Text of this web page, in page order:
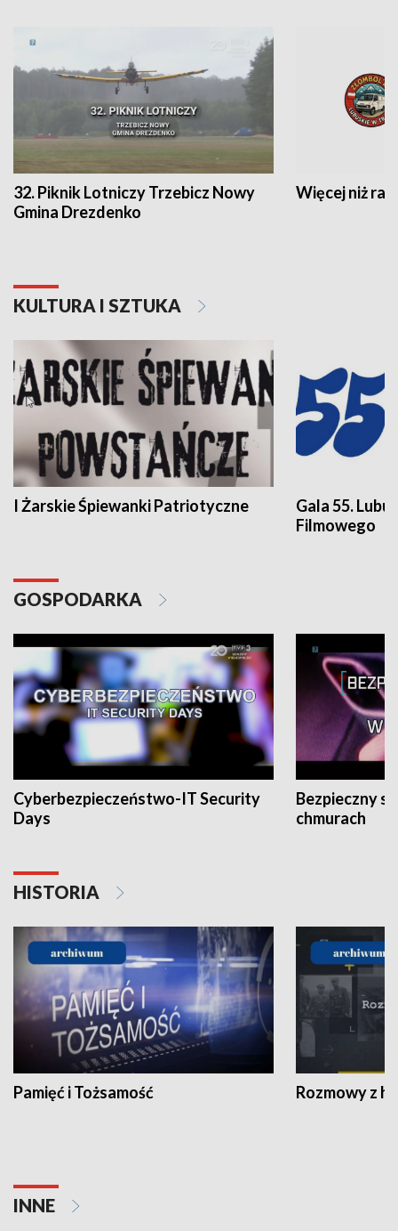
32. Piknik Lotniczy Trzebicz Nowy
Gmina Drezdenko
Więcej niż rajd
KULTURA I SZTUKA
I Żarskie Śpiewanki Patriotyczne
Gala 55.
Filmowego
GOSPODARKA
Cyberbezpieczeństwo-IT Security
Days
Bezpieczny
chmurach
HISTORIA
Pamięć i Tożsamość Rozmowy z
INNE